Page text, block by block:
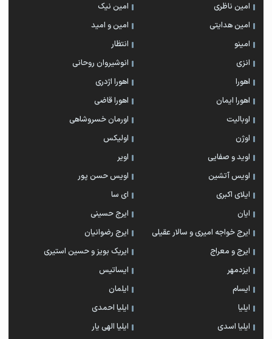
امین ناظری
امین نیک
امین هدایتی
امین و امید
امینو
انتظار
انزی
انوشیروان روحانی
اهورا
اهورا اژدری
اهورا ایمان
اهورا قاضی
اوبالیت
اورمان خسروشاهی
اوژن
اولیکس
اوید و صفایی
اویر
اویس آتشین
اویس حسن پور
ايلاى اكبرى
ای سا
ایان
ایرج حسینی
ایرج خواجه امیری و سالار عقیلی
ایرج رضوانیان
ایرج و معراج
ایریک بویز و حسین استیری
ایزدمهر
ایساتیس
ایسام
ایلمان
ایلیا
ایلیا احمدی
ایلیا اسدی
ایلیا الهی یار